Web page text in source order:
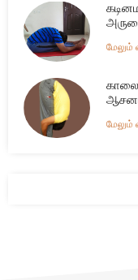
மேலும்
மேலும்